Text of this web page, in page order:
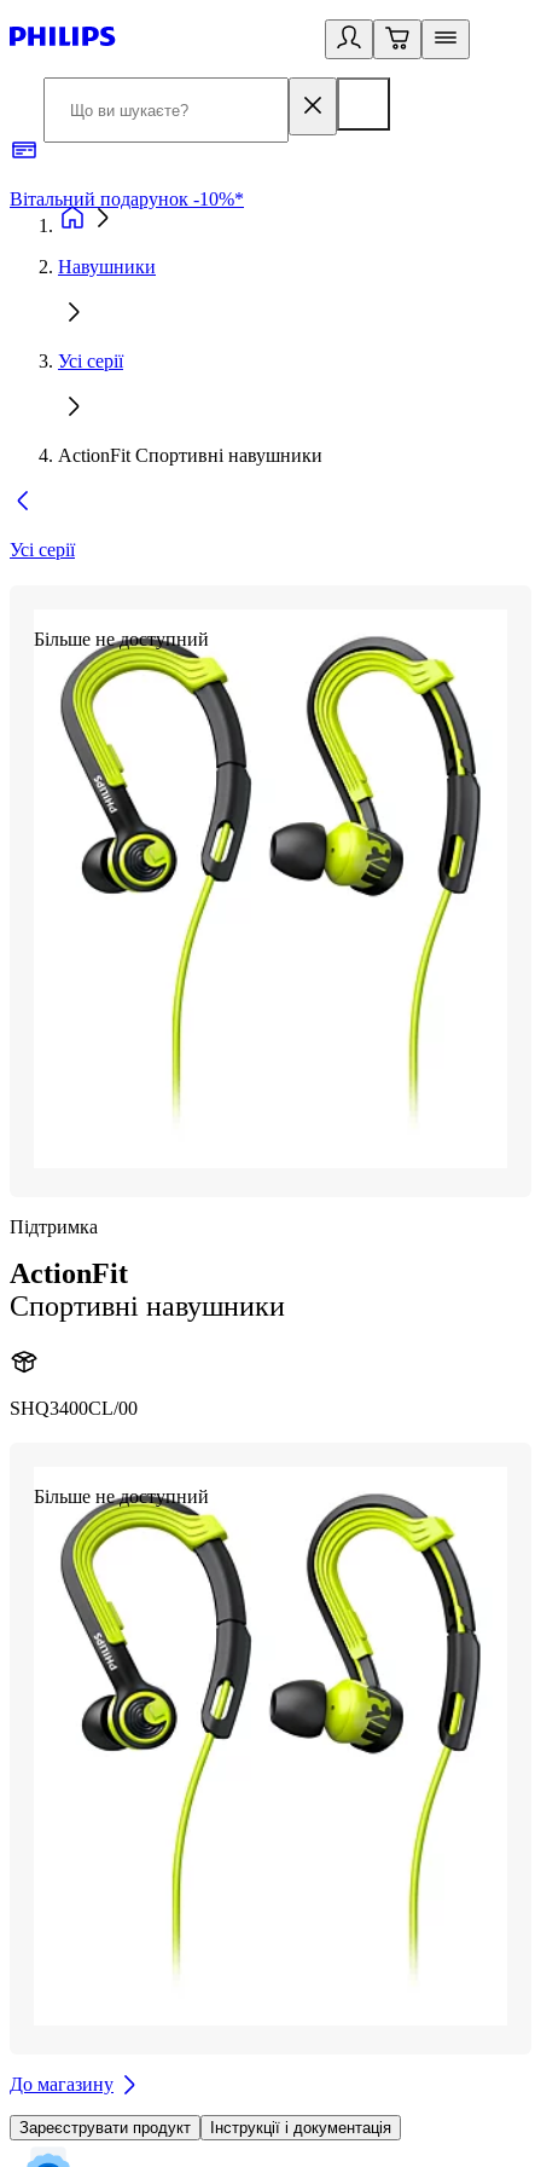
Вітальний подарунок -10%*
Навушники
Усі серії
ActionFit Спортивні навушники
Усі серії
Більше не доступний
Підтримка
ActionFit
Спортивні навушники
SHQ3400CL/00
Більше не доступний
До магазину
Зареєструвати продукт Інструкції і документація